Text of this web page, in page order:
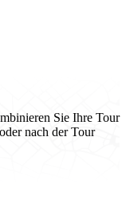
Sie Ihre Tour
nach der Tour